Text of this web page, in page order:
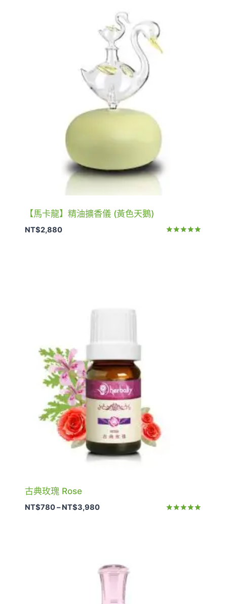
NT$2,180
【馬卡龍】精油擴香儀 (黃色天鵝)
NT$2,880
古典玫瑰 Rose
NT$780– NT$3,980價
到
NT$3,980